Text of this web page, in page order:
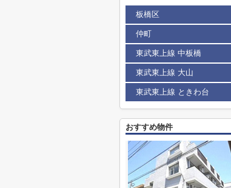
板橋区
仲町
東武東上線 中板橋
東武東上線 大山
東武東上線 ときわ台
おすすめ物件